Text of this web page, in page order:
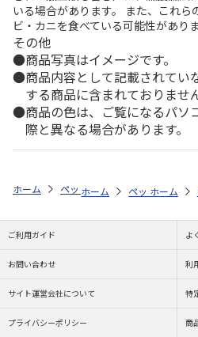
いる場合があります。 また、これら
ビ・カニを食べている可能性がありま
その他
商品写真はイメージです。
商品内容として記載されてい
する商品に含まれておりませ
商品の色は、ご覧になるパソ
際と異なる場合があります。
ホーム ペットストア ケージ・飼育
ホーム ペットストア
ホーム
ご利用ガイド よ
お問い合わせ 利
サイト運営会社について 特
プライバシーポリシー 商